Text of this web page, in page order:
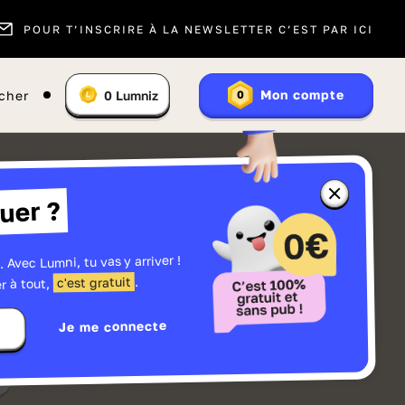
POUR T’INSCRIRE À LA NEWSLETTER C’EST PAR ICI
En
savoir
plus
les
Vous
:
0 Lumniz 0 Mon compte
Fermer
la
fenêtre
sur
Lumniz
?
Lumni, tu vas y arriver !
à tout, c'est gratuit .
Je me connecte